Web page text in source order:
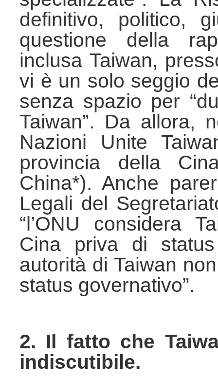
definitivo, politico,
questione della
inclusa Taiwan,
vi è un solo seggio
senza spazio per
Taiwan”. Da allora,
Nazioni Unite
provincia della
China*). Anche
Legali del
“l’ONU considera
Cina priva di
autorità di Taiwan
status governativo”.
2. Il fatto che
indiscutibile.